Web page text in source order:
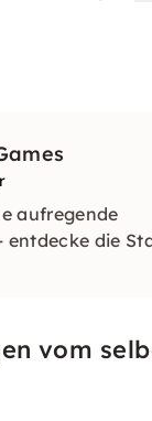
aufregende
entdecke die
vom